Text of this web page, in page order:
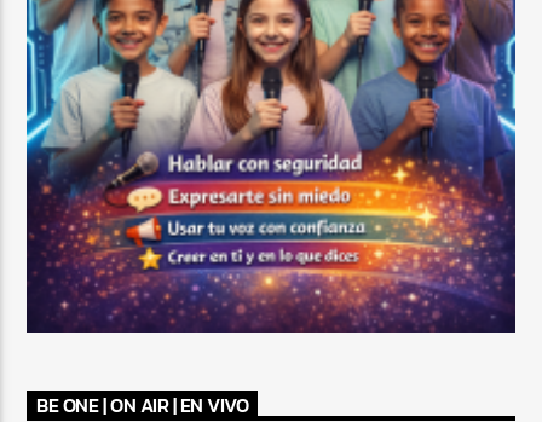
BE ONE | ON AIR | EN VIVO